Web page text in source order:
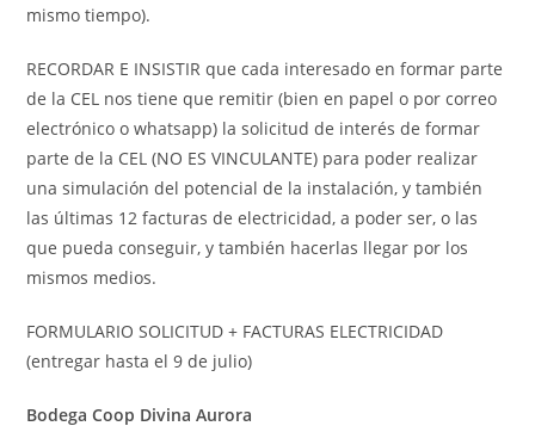
mismo tiempo).
RECORDAR E INSISTIR que cada interesado en formar parte
de la CEL nos tiene que remitir (bien en papel o por correo
electrónico o whatsapp) la solicitud de interés de formar
parte de la CEL (NO ES VINCULANTE) para poder realizar
una simulación del potencial de la instalación, y también
las últimas 12 facturas de electricidad, a poder ser, o las
que pueda conseguir, y también hacerlas llegar por los
mismos medios.
FORMULARIO SOLICITUD + FACTURAS ELECTRICIDAD
(entregar hasta el 9 de julio)
Bodega Coop Divina Aurora